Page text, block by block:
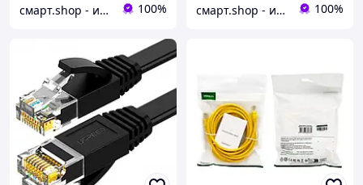
смарт.shop - интернет магазин электроники 100% смарт.shop - интернет магазин электроники 100%